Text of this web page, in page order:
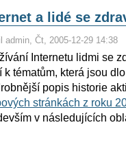
a lidé se
admin, Čt, 2005-12-29 14:38
Internetu lidmi se
k tématům, která jsou
popis historie
stránkách z roku
v následujících